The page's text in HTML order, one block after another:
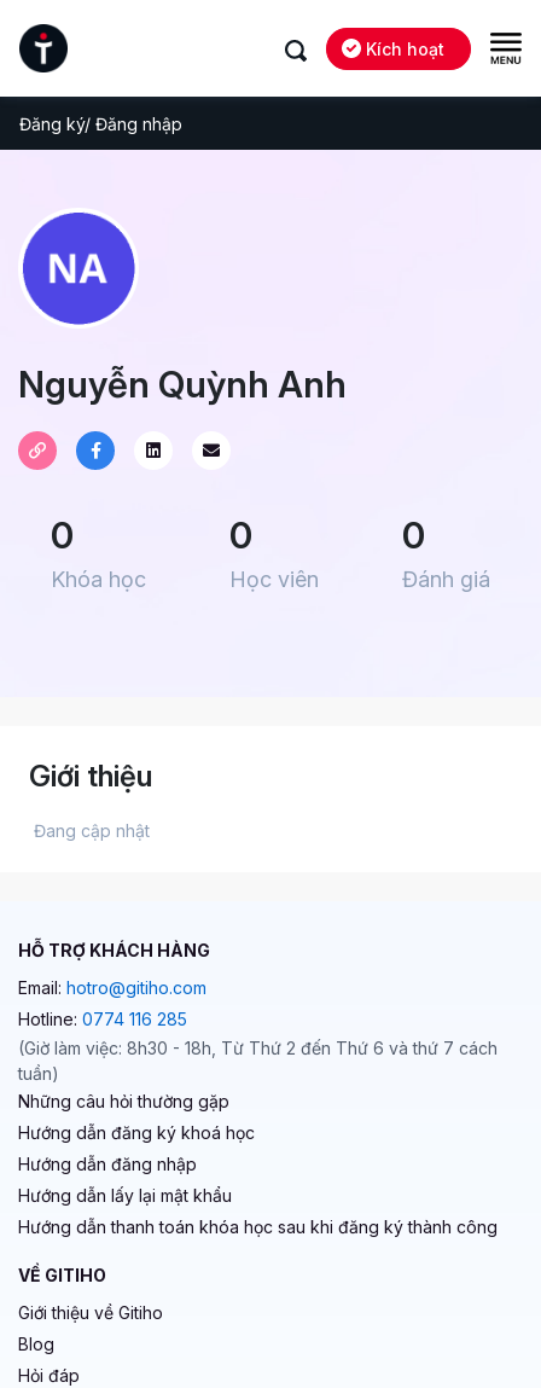
Kích hoạt
Đăng ký/ Đăng nhập
Nguyễn Quỳnh Anh
0
Khóa học
0
Học viên
0
Đánh giá
Giới thiệu
Đang cập nhật
HỖ TRỢ KHÁCH HÀNG
Email: hotro@gitiho.com
Hotline: 0774 116 285
(Giờ làm việc: 8h30 - 18h, Từ Thứ 2 đến Thứ 6 và thứ 7 cách
tuần)
Những câu hỏi thường gặp
Hướng dẫn đăng ký khoá học
Hướng dẫn đăng nhập
Hướng dẫn lấy lại mật khẩu
Hướng dẫn thanh toán khóa học sau khi đăng ký thành công
VỀ GITIHO
Giới thiệu về Gitiho
Blog
Hỏi đáp